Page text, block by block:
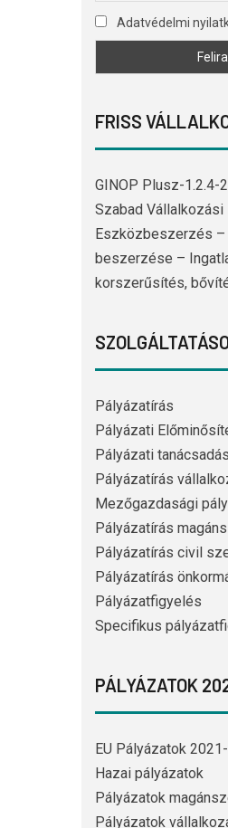
Adatvédelmi
FRISS
GINOP Plusz-1.2.4-
Szabad Vállalkozási
Eszközbeszerzés
beszerzése –
korszerűsítés,
Pályázatírás
Pályázati
Pályázati tanácsadás
Pályázatírás
Mezőgazdasági
Pályázatírás
Pályázatírás civil
Pályázatírás
Pályázatfigyelés
Specifikus
PÁLYÁZATOK
EU Pályázatok
Hazai pályázatok
Pályázatok
Pályázatok